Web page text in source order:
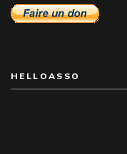
HELLOASSO